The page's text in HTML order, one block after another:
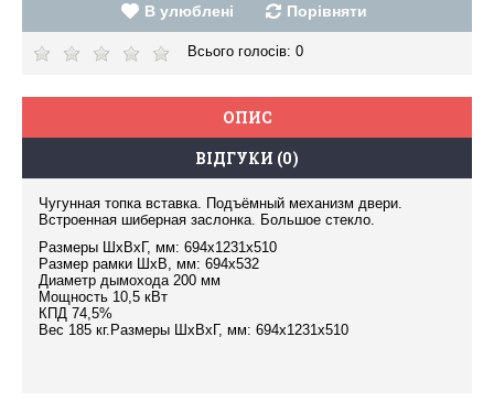
В улюблені Порівняти
Всього голосів: 0
ОПИС
ВІДГУКИ (0)
Чугунная топка вставка. Подъёмный механизм двери.
Встроенная шиберная заслонка. Большое стекло.
Размеры ШхВхГ, мм: 694х1231х510
Размер рамки ШхВ, мм: 694х532
Диаметр дымохода 200 мм
Мощность 10,5 кВт
КПД 74,5%
Вес 185 кг.Размеры ШхВхГ, мм: 694х1231х510